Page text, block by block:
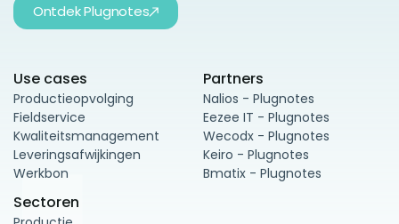
Ontdek Plugnotes
Use cases
Productieopvolging
Fieldservice
Kwaliteitsmanagement
Leveringsafwijkingen
Werkbon
Sectoren
Partners
Nalios - Plugnotes
Eezee IT - Plugnotes
Wecodx - Plugnotes
Keiro - Plugnotes
Bmatix - Plugnotes